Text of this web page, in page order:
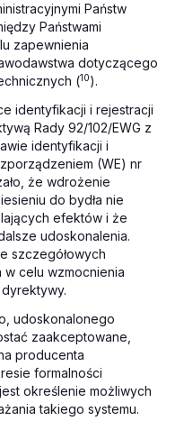
Państw
Państwami
zapewnienia
dotyczącego
(10).
identyfikacji i rejestracji
Rady 92/102/EWG z
identyfikacji i
(WE) nr
że wdrożenie
do bydła nie
efektów i że
udoskonalenia.
szczegółowych
celu wzmocnienia
udoskonalonego
zaakceptowane,
producenta
formalności
określenie możliwych
takiego systemu.